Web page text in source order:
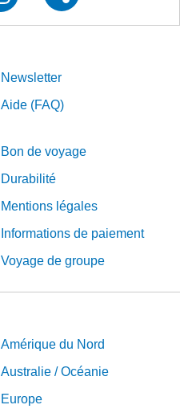
Newsletter
Aide (FAQ)
Bon de voyage
Durabilité
Mentions légales
Informations de paiement
Voyage de groupe
Amérique du Nord
Australie / Océanie
Europe